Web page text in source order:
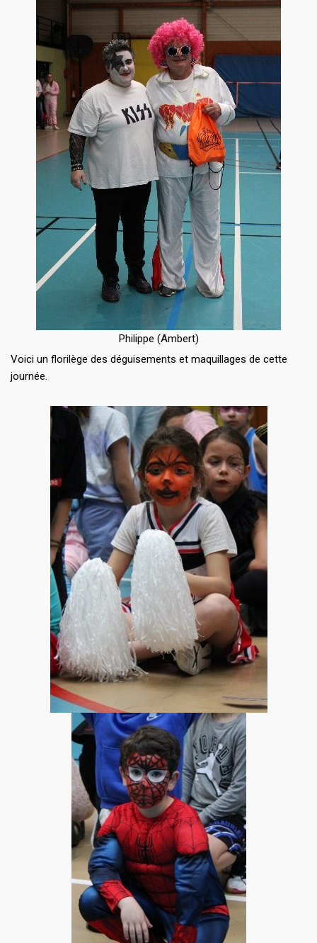
Philippe (Ambert)
Voici un florilège des déguisements et maquillages de cette
journée.